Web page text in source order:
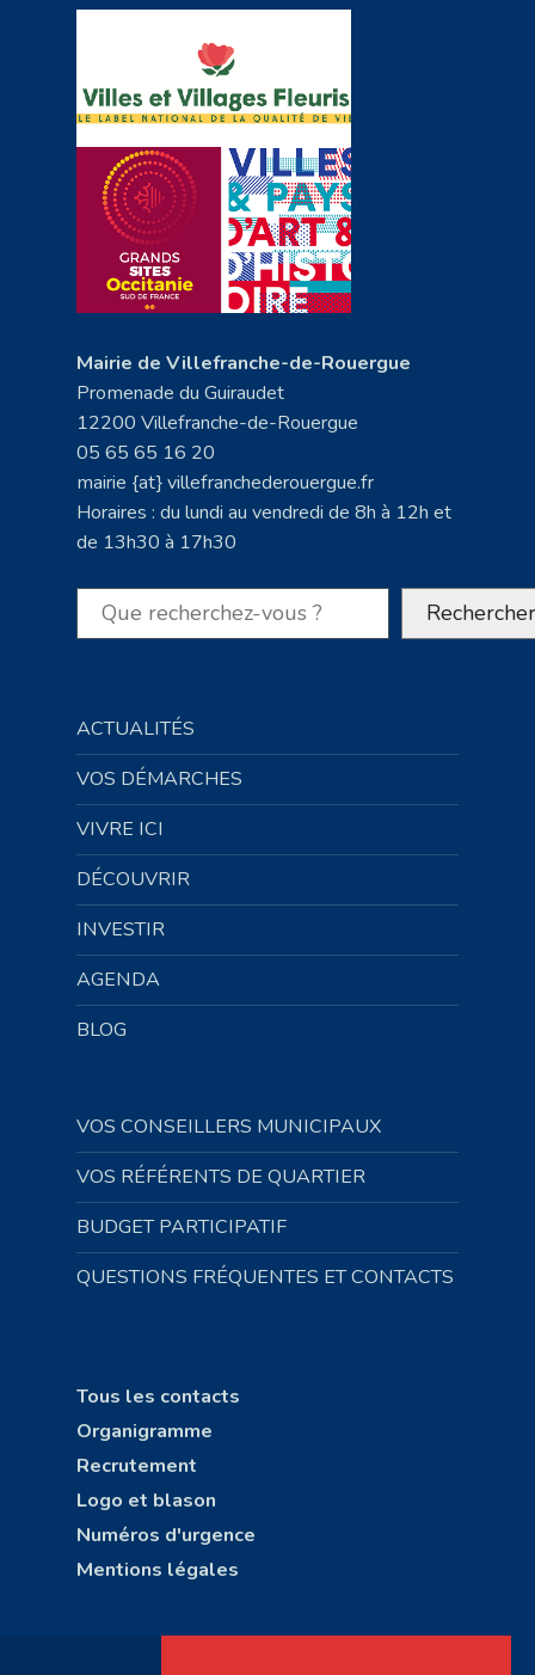
Mairie de Villefranche-de-Rouergue
Promenade du Guiraudet
12200 Villefranche-de-Rouergue
05 65 65 16 20
mairie {at} villefranchederouergue.fr
Horaires : du lundi au vendredi de 8h à 12h et
de 13h30 à 17h30
Rechercher Rechercher
ACTUALITÉS
VOS DÉMARCHES
VIVRE ICI
DÉCOUVRIR
INVESTIR
AGENDA
BLOG
VOS CONSEILLERS MUNICIPAUX
VOS RÉFÉRENTS DE QUARTIER
BUDGET PARTICIPATIF
QUESTIONS FRÉQUENTES ET CONTACTS
Tous les contacts
Organigramme
Recrutement
Logo et blason
Numéros d'urgence
Mentions légales